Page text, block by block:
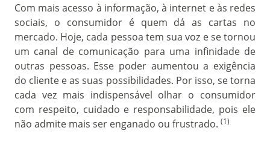
Com mais acesso à informação, à internet e às redes
sociais, o consumidor é quem dá as cartas no
mercado. Hoje, cada pessoa tem sua voz e se tornou
um canal de comunicação para uma infinidade de
outras pessoas. Esse poder aumentou a exigência
do cliente e as suas possibilidades. Por isso, se torna
cada vez mais indispensável olhar o consumidor
com respeito, cuidado e responsabilidade, pois ele
não admite mais ser enganado ou frustrado. (1)